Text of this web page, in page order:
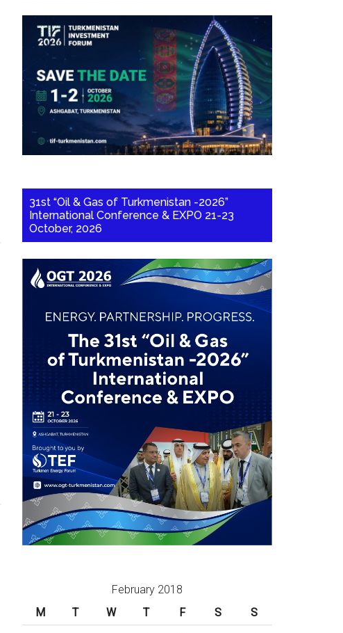
31st “Oil & Gas of Turkmenistan -2026”
International Conference & EXPO 21-23
October, 2026
February 2018
M
T W T F S S